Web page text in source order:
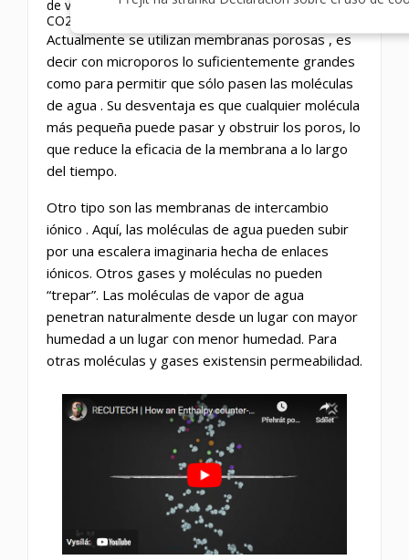
de vapor de agua. Esto es importante para evitar el
CO2
Actualmente se utilizan membranasporosas, es
decir con microporos lo suficientemente grandes
como para permitir que sólo pasen las moléculas
de agua . Su desventaja es que cualquier molécula
más pequeña puede pasar y obstruir los poros, lo
que reduce la eficacia de la membrana a lo largo
del tiempo.
Otro tipo son las membranas de intercambio
iónico . Aquí, las moléculas de agua pueden subir
por una escalera imaginaria hecha de enlaces
iónicos. Otros gases y moléculas no pueden
“trepar”. Las moléculas de vapor de agua
penetran naturalmente desde un lugar con mayor
humedad a un lugar con menor humedad. Para
otras moléculas y gases existensin permeabilidad.